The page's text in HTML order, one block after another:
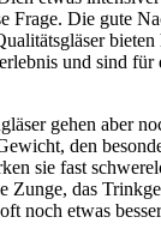
Frage. Die gute
bieten
und sind
gehen aber
den
sie fast
Zunge, das
noch etwas